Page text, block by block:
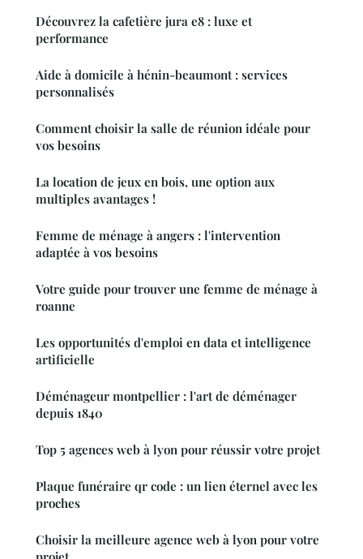
Découvrez la cafetière jura e8 : luxe et
performance
Aide à domicile à hénin-beaumont : services
personnalisés
Comment choisir la salle de réunion idéale pour
vos besoins
La location de jeux en bois, une option aux
multiples avantages !
Femme de ménage à angers : l'intervention
adaptée à vos besoins
Votre guide pour trouver une femme de ménage à
roanne
Les opportunités d'emploi en data et intelligence
artificielle
Déménageur montpellier : l'art de déménager
depuis 1840
Top 5 agences web à lyon pour réussir votre projet
Plaque funéraire qr code : un lien éternel avec les
proches
Choisir la meilleure agence web à lyon pour votre